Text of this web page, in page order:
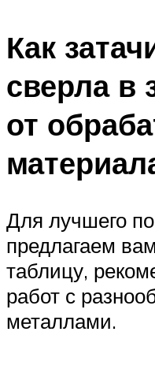
Как
сверла в
от
Для лучшего
предлагаем
таблицу,
работ с
металлами.